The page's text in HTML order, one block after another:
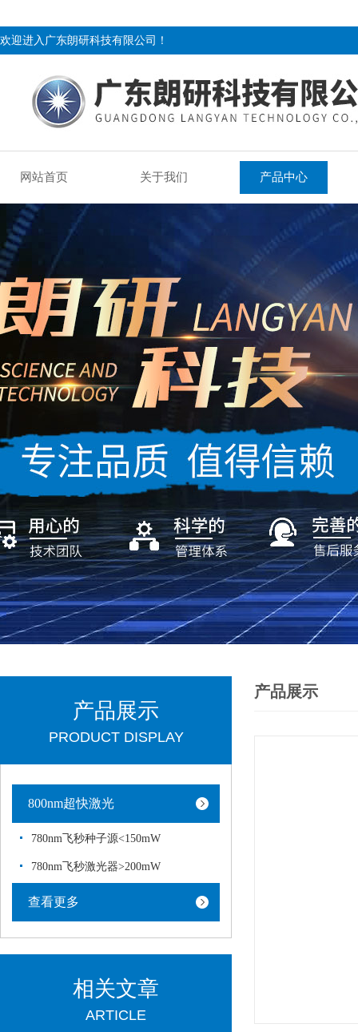
欢迎进入广东朗研科技有限公司！
网站首页 关于我们 产品中心
产品展示
产品展示
PRODUCT DISPLAY
800nm超快激光
780nm飞秒种子源<150mW
780nm飞秒激光器>200mW
查看更多
相关文章
ARTICLE